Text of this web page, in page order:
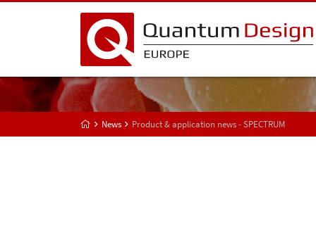
News Product & application news - SPECTRUM